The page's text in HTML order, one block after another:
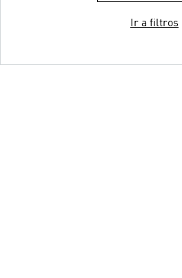
Ir a filtros